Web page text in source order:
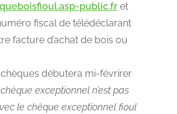
public.fret
fiscal de télédéclarant
facture d’achat de bois ou
chèques débutera mi-févrirer
exceptionnel n’est pas
le chèque exceptionnel fioul